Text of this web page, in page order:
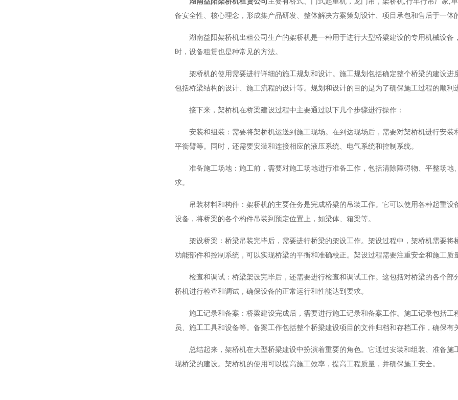
备安全性、核心理念，形成集产品研发、整体解决方案策划设计、项目承包和售后于一体
湖南益阳架桥机出租公司生产的架桥机是一种用于进行大型桥梁建设的专用机械设备
时，设备租赁也是种常见的方法。
架桥机的使用需要进行详细的施工规划和设计。施工规划包括确定整个桥梁的建设进
包括桥梁结构的设计、施工流程的设计等。规划和设计的目的是为了确保施工过程的顺利
接下来，架桥机在桥梁建设过程中主要通过以下几个步骤进行操作：
安装和组装：需要将架桥机运送到施工现场。在到达现场后，需要对架桥机进行安装
平衡臂等。同时，还需要安装和连接相应的液压系统、电气系统和控制系统。
准备施工场地：施工前，需要对施工场地进行准备工作，包括清除障碍物、平整场地
求。
吊装材料和构件：架桥机的主要任务是完成桥梁的吊装工作。它可以使用各种起重设
设备，将桥梁的各个构件吊装到预定位置上，如梁体、箱梁等。
架设桥梁：桥梁吊装完毕后，需要进行桥梁的架设工作。架设过程中，架桥机需要将
功能部件和控制系统，可以实现桥梁的平衡和准确校正。架设过程需要注重安全和施工质
检查和调试：桥梁架设完毕后，还需要进行检查和调试工作。这包括对桥梁的各个部
桥机进行检查和调试，确保设备的正常运行和性能达到要求。
施工记录和备案：桥梁建设完成后，需要进行施工记录和备案工作。施工记录包括工
员、施工工具和设备等。备案工作包括整个桥梁建设项目的文件归档和存档工作，确保有
总结起来，架桥机在大型桥梁建设中扮演着重要的角色。它通过安装和组装、准备施
现桥梁的建设。架桥机的使用可以提高施工效率，提高工程质量，并确保施工安全。